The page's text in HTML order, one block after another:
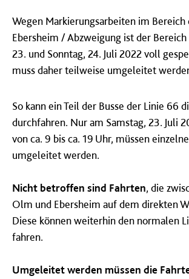
Wegen Markierungsarbeiten im
Ebersheim / Abzweigung ist der Bereich
23. und Sonntag, 24. Juli 2022 voll
muss daher teilweise umgeleitet
So kann ein Teil der Busse der Linie 66
durchfahren. Nur am Samstag, 23. Juli
von ca. 9 bis ca. 19 Uhr, müssen
umgeleitet werden.
Nicht betroffen sind Fahrten, die
Olm und Ebersheim auf dem direkten
Diese können weiterhin den normalen
fahren.
Umgeleitet werden müssen die